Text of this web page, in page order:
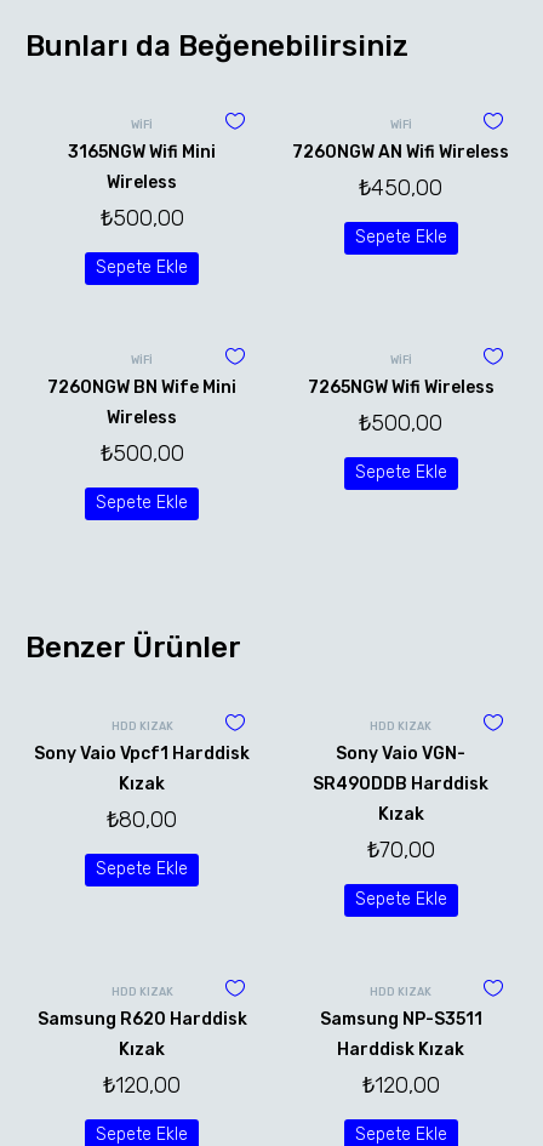
Bunları da Beğenebilirsiniz
WİFİ
3165NGW Wifi Mini
Wireless
₺500,00
Sepete Ekle
WİFİ
7260NGW AN Wifi Wireless
₺450,00
Sepete Ekle
WİFİ
7260NGW BN Wife Mini
Wireless
₺500,00
Sepete Ekle
WİFİ
7265NGW Wifi Wireless
₺500,00
Sepete Ekle
Benzer Ürünler
HDD KIZAK
Sony Vaio Vpcf1 Harddisk
Kızak
₺80,00
Sepete Ekle
HDD KIZAK
Sony Vaio VGN-
SR490DDB Harddisk
Kızak
₺70,00
Sepete Ekle
HDD KIZAK
Samsung R620 Harddisk
Kızak
₺120,00
Sepete Ekle
HDD KIZAK
Samsung NP-S3511
Harddisk Kızak
₺120,00
Sepete Ekle